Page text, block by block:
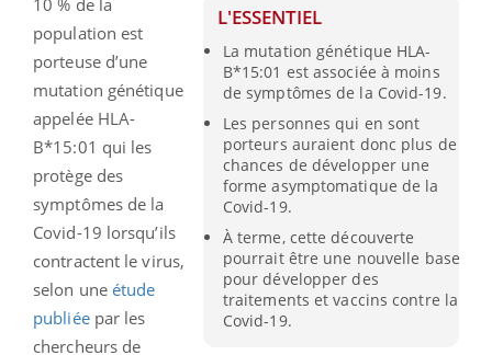
L'ESSENTIEL
La mutation génétique HLA-
B*15:01 est associée à moins
de symptômes de la Covid-19.
Les personnes qui en sont
porteurs auraient donc plus de
chances de développer une
forme asymptomatique de la
Covid-19.
À terme, cette découverte
pourrait être une nouvelle base
pour développer des
traitements et vaccins contre la
Covid-19.
population est
porteuse d’une
mutation génétique
appelée HLA-
B*15:01 qui les
protège des
symptômes de la
Covid-19 lorsqu’ils
contractent le virus,
selon une étude
publiéepar les
chercheurs de